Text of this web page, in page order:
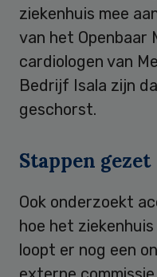
ziekenhuis mee
van het Openbaar
cardiologen van
Bedrijf Isala zijn
geschorst.
Stappen gezet
Ook onderzoekt
hoe het
loopt er nog een